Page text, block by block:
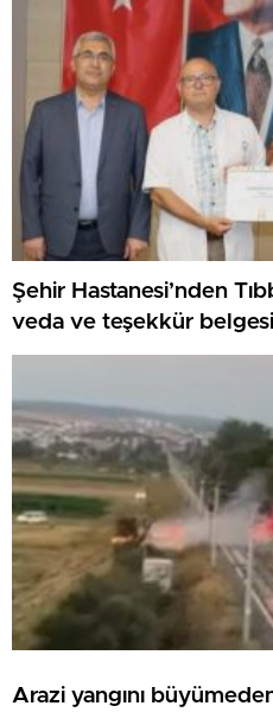
Şehir Hastanesi’nden
veda ve teşekkür belgesi
Arazi yangını